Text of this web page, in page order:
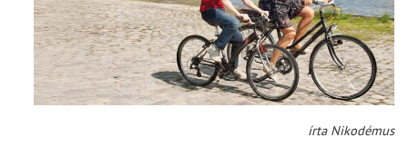
írta Nikodémus